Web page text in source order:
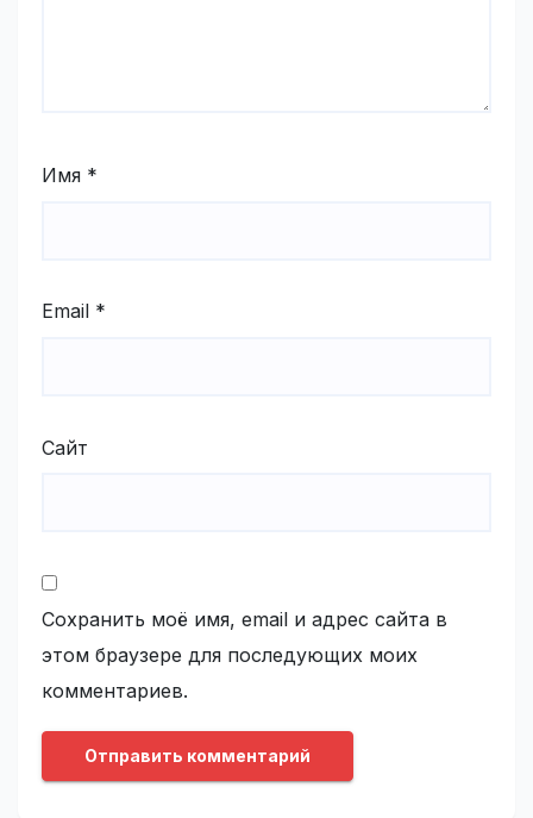
Имя *
Email *
Сайт
Сохранить моё имя, email и адрес сайта в
этом браузере для последующих моих
комментариев.